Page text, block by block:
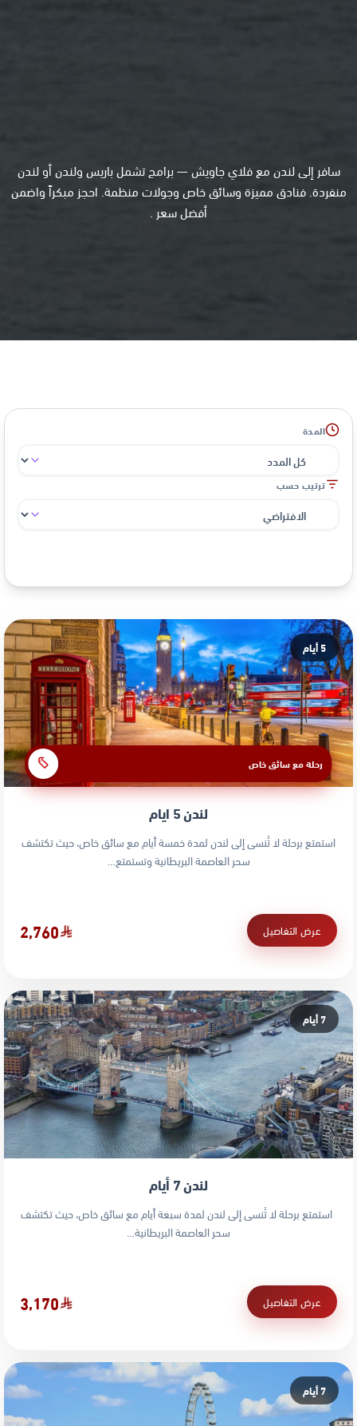
سافر إلى لندن مع فلاي جاويش — برامج تشمل باريس ولندن أو لندن
منفردة. فنادق مميزة وسائق خاص وجولات منظمة. احجز مبكراً واضمن
أفضل سعر .
المدة
ترتيب حسب
5 أيام
رحلة مع سائق خاص
لندن 5 ايام
استمتع برحلة لا تُنسى إلى لندن لمدة خمسة أيام مع سائق خاص، حيث تكتشف
سحر العاصمة البريطانية وتستمتع…
عرض التفاصيل 2,760
7 أيام
لندن 7 أيام
استمتع برحلة لا تُنسى إلى لندن لمدة سبعة أيام مع سائق خاص، حيث تكتشف
سحر العاصمة البريطانية…
عرض التفاصيل 3,170
7 أيام